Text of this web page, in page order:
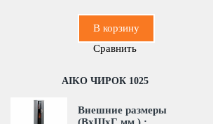
В корзину
Сравнить
AIKO ЧИРОК 1025
Внешние размеры